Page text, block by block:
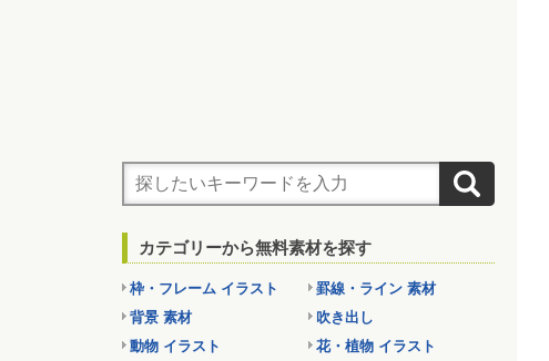
カテゴリーから無料素材を探す
枠・フレーム イラスト
罫線・ライン 素材
背景 素材
吹き出し
動物 イラスト
花・植物 イラスト